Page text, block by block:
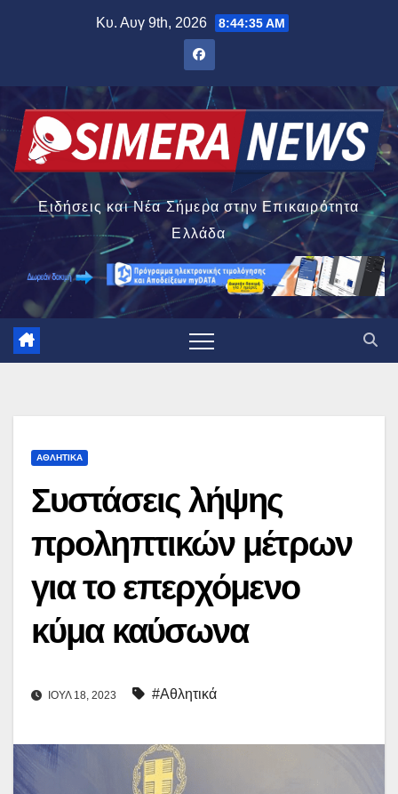
Κυ. Αυγ 9th, 2026 8:44:36 AM
Ειδήσεις και Νέα Σήμερα στην Επικαιρότητα
Ελλάδα
ΑΘΛΗΤΙΚΆ
Συστάσεις λήψης
προληπτικών μέτρων
για το επερχόμενο
κύμα καύσωνα
ΙΟΎΛ 18, 2023 #Αθλητικά